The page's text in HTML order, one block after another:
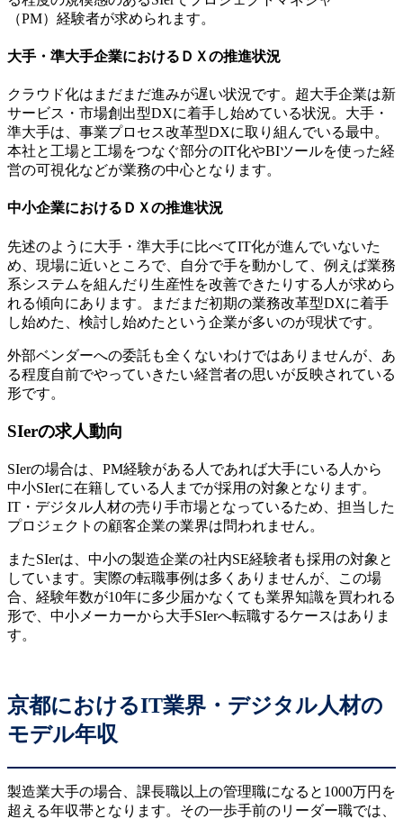
（PM）経験者が求められます。
大手・準大手企業におけるＤＸの推進状況
クラウド化はまだまだ進みが遅い状況です。超大手企業は新
サービス・市場創出型DXに着手し始めている状況。大手・
準大手は、事業プロセス改革型DXに取り組んでいる最中。
本社と工場と工場をつなぐ部分のIT化やBIツールを使った経
営の可視化などが業務の中心となります。
中小企業におけるＤＸの推進状況
先述のように大手・準大手に比べてIT化が進んでいないた
め、現場に近いところで、自分で手を動かして、例えば業務
系システムを組んだり生産性を改善できたりする人が求めら
れる傾向にあります。まだまだ初期の業務改革型DXに着手
し始めた、検討し始めたという企業が多いのが現状です。
外部ベンダーへの委託も全くないわけではありませんが、あ
る程度自前でやっていきたい経営者の思いが反映されている
形です。
SIerの求人動向
SIerの場合は、PM経験がある人であれば大手にいる人から
中小SIerに在籍している人までが採用の対象となります。
IT・デジタル人材の売り手市場となっているため、担当した
プロジェクトの顧客企業の業界は問われません。
またSIerは、中小の製造企業の社内SE経験者も採用の対象と
しています。実際の転職事例は多くありませんが、この場
合、経験年数が10年に多少届かなくても業界知識を買われる
形で、中小メーカーから大手SIerへ転職するケースはありま
す。
京都におけるIT業界・デジタル人材の
モデル年収
製造業大手の場合、課長職以上の管理職になると1000万円を
超える年収帯となります。その一歩手前のリーダー職では、